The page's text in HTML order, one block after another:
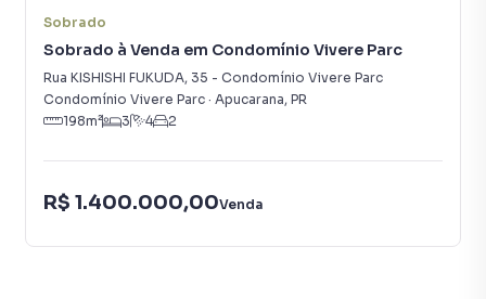
mais rápido. Contamos também com um time de
programadores, corretores treinados e uma central de
inquilinos.
Sobrado
Sobrado à Venda em Condomínio Vivere Parc
Rua KISHISHI FUKUDA, 35 - Condomínio Vivere Parc
Condomínio Vivere Parc · Apucarana, PR
198m² 3 4 2
R$ 1.400.000,00Venda